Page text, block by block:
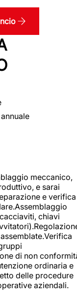
meccanico,
e sarai
e verifica
chiavi
di non
ordinaria e
delle procedure
aziendali.